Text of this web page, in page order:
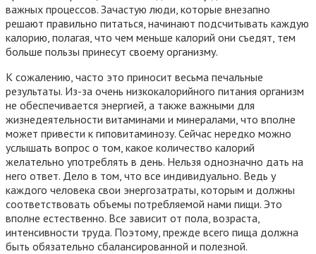
важных процессов. Зачастую люди, которые внезапно
решают правильно питаться, начинают подсчитывать каждую
калорию, полагая, что чем меньше калорий они съедят, тем
больше пользы принесут своему организму.
К сожалению, часто это приносит весьма печальные
результаты. Из-за очень низкокалорийного питания организм
не обеспечивается энергией, а также важными для
жизнедеятельности витаминами и минералами, что вполне
может привести к гиповитаминозу. Сейчас нередко можно
услышать вопрос о том, какое количество калорий
желательно употреблять в день. Нельзя однозначно дать на
него ответ. Дело в том, что все индивидуально. Ведь у
каждого человека свои энергозатраты, которым и должны
соответствовать объемы потребляемой нами пищи. Это
вполне естественно. Все зависит от пола, возраста,
интенсивности труда. Поэтому, прежде всего пища должна
быть обязательно сбалансированной и полезной.